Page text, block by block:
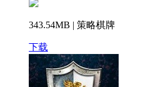
343.54MB | 策略棋牌
下载